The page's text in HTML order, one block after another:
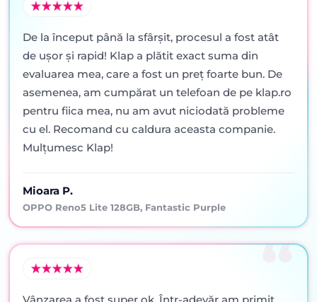
De la început până la sfârșit, procesul a fost atât
de ușor și rapid! Klap a plătit exact suma din
evaluarea mea, care a fost un preț foarte bun. De
asemenea, am cumpărat un telefoan de pe klap.ro
pentru fiica mea, nu am avut niciodată probleme
cu el. Recomand cu caldura aceasta companie.
Mulțumesc Klap!
Mioara P.
OPPO Reno5 Lite 128GB, Fantastic Purple